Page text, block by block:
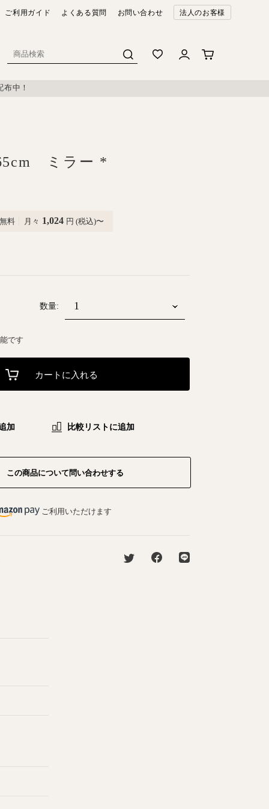
ご利用ガイド よくある質問 お問い合わせ 法人のお客様
中！
ミラー *
料 月々 1,024 円 (税込)〜
数量:
です
カートに入れる
加 比較リストに追加
この商品について問い合わせする
ご利用いただけます